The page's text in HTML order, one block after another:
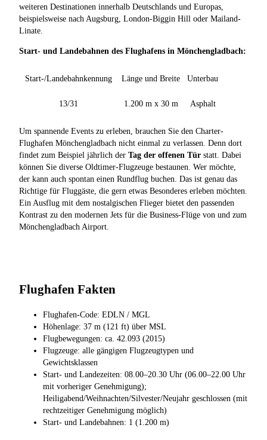
weiteren Destinationen innerhalb Deutschlands und Europas,
beispielsweise nach Augsburg, London-Biggin Hill oder Mailand-
Linate.
Start- und Landebahnen des Flughafens in Mönchengladbach:
Start-/Landebahnkennung Länge und Breite Unterbau
13/31 1.200 m x 30 m Asphalt
Um spannende Events zu erleben, brauchen Sie den Charter-
Flughafen Mönchengladbach nicht einmal zu verlassen. Denn dort
findet zum Beispiel jährlich der Tag der offenen Tür statt. Dabei
können Sie diverse Oldtimer-Flugzeuge bestaunen. Wer möchte,
der kann auch spontan einen Rundflug buchen. Das ist genau das
Richtige für Fluggäste, die gern etwas Besonderes erleben möchten.
Ein Ausflug mit dem nostalgischen Flieger bietet den passenden
Kontrast zu den modernen Jets für die Business-Flüge von und zum
Mönchengladbach Airport.
Flughafen Fakten
Flughafen-Code: EDLN / MGL
Höhenlage: 37 m (121 ft) über MSL
Flugbewegungen: ca. 42.093 (2015)
Flugzeuge: alle gängigen Flugzeugtypen und
Gewichtsklassen
Start- und Landezeiten: 08.00–20.30 Uhr (06.00–22.00 Uhr
mit vorheriger Genehmigung);
Heiligabend/Weihnachten/Silvester/Neujahr geschlossen (mit
rechtzeitiger Genehmigung möglich)
Start- und Landebahnen: 1 (1.200 m)